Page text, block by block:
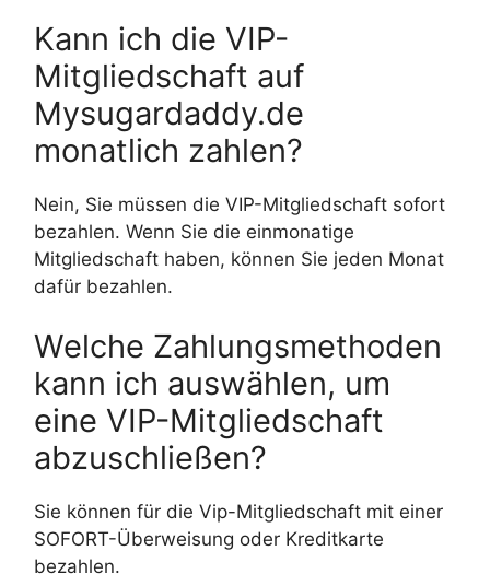
Kann ich die VIP-
Mitgliedschaft auf
Mysugardaddy.de
monatlich zahlen?
Nein, Sie müssen die VIP-Mitgliedschaft sofort
bezahlen. Wenn Sie die einmonatige
Mitgliedschaft haben, können Sie jeden Monat
dafür bezahlen.
Welche Zahlungsmethoden
kann ich auswählen, um
eine VIP-Mitgliedschaft
abzuschließen?
Sie können für die Vip-Mitgliedschaft mit einer
SOFORT-Überweisung oder Kreditkarte
bezahlen.